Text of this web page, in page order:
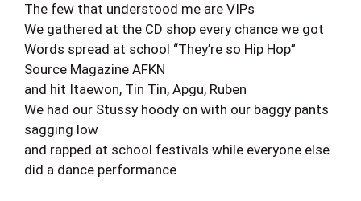
The few that understood me are VIPs
We gathered at the CD shop every chance we got
Words spread at school “They’re so Hip Hop”
Source Magazine AFKN
and hit Itaewon, Tin Tin, Apgu, Ruben
We had our Stussy hoody on with our baggy pants
sagging low
and rapped at school festivals while everyone else
did a dance performance